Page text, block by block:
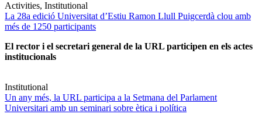
Activities, Institutional
La 28a edició Universitat d’Estiu Ramon Llull Puigcerdà clou amb
més de 1250 participants
El rector i el secretari general de la URL participen en els actes
institucionals
Institutional
Un any més, la URL participa a la Setmana del Parlament
Universitari amb un seminari sobre ètica i política